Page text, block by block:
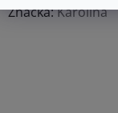
hodnotenie
Značka:Karolina